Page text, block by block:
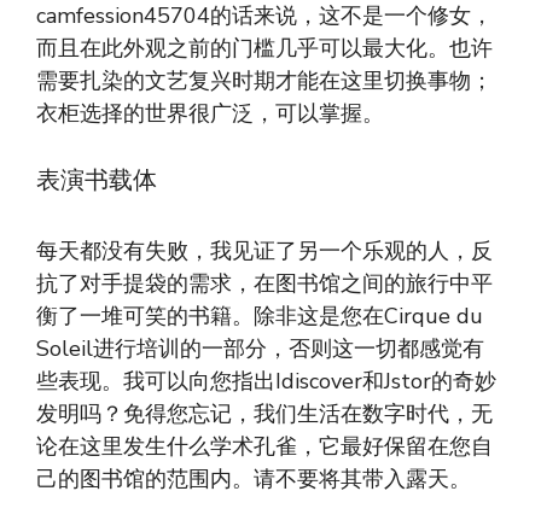
camfession45704的话来说，这不是一个修女，
而且在此外观之前的门槛几乎可以最大化。也许
需要扎染的文艺复兴时期才能在这里切换事物；
衣柜选择的世界很广泛，可以掌握。
表演书载体
每天都没有失败，我见证了另一个乐观的人，反
抗了对手提袋的需求，在图书馆之间的旅行中平
衡了一堆可笑的书籍。除非这是您在Cirque du
Soleil进行培训的一部分，否则这一切都感觉有
些表现。我可以向您指出Idiscover和Jstor的奇妙
发明吗？免得您忘记，我们生活在数字时代，无
论在这里发生什么学术孔雀，它最好保留在您自
己的图书馆的范围内。请不要将其带入露天。